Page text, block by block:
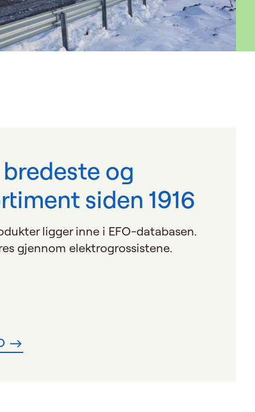
og
siden 1916
ligger inne i EFO-databasen.
gjennom elektrogrossistene.